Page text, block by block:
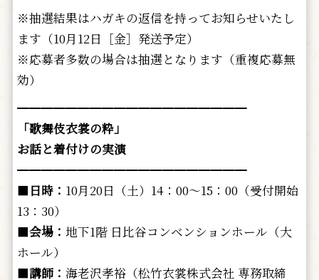
※抽選結果はハガキの返信を持ってお知らせいたし
ます（10月12日［金］発送予定）
※応募者多数の場合は抽選となります（重複応募無
効）
━━━━━━━━━━━━━━━━━━━
「歌舞伎衣裳の粋」
お話と着付けの実演
━━━━━━━━━━━━━━━━━━━
■ 日時： 10月20日（土）14：00～15：00（受付開始
13：30）
■会場： 地下1階 日比谷コンベンションホール（大
ホール）
■講師： 海老沢孝裕（松竹衣裳株式会社 専務取締